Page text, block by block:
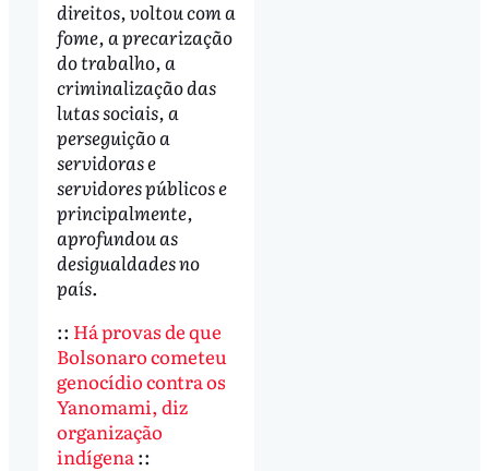
direitos, voltou com a
fome, a precarização
do trabalho, a
criminalização das
lutas sociais, a
perseguição a
servidoras e
servidores públicos e
principalmente,
aprofundou as
desigualdades no
país.
:: Há provas de que
Bolsonaro cometeu
genocídio contra os
Yanomami, diz
organização
indígena ::